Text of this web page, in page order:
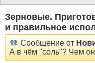
Зерновые.
и правильное
Сообщение от
А в чём "соль"? Чем